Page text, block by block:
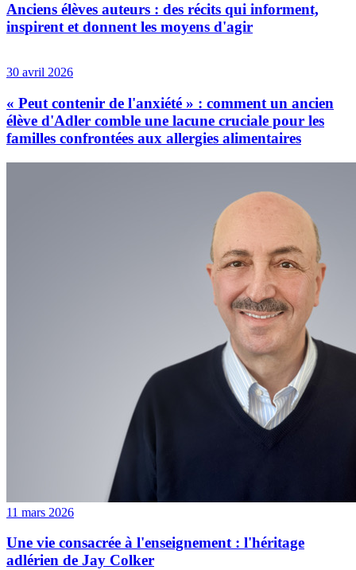
Anciens élèves auteurs : des récits qui informent,
inspirent et donnent les moyens d'agir
30 avril 2026
« Peut contenir de l'anxiété » : comment un ancien
élève d'Adler comble une lacune cruciale pour les
familles confrontées aux allergies alimentaires
11 mars 2026
Une vie consacrée à l'enseignement : l'héritage
adlérien de Jay Colker